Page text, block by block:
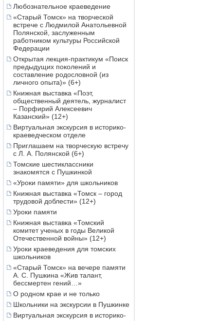
Любознательное краеведение
«Старый Томск» на творческой
встрече с Людмилой Анатольевной
Полянской, заслуженным
работником культуры Российской
Федерации
Открытая лекция-практикум «Поиск
предыдущих поколений и
составление родословной (из
личного опыта)» (6+)
Книжная выставка «Поэт,
общественный деятель, журналист
– Порфирий Алексеевич
Казанский» (12+)
Виртуальная экскурсия в историко-
краеведческом отделе
Приглашаем на творческую встречу
с Л. А. Полянской (6+)
Томские шестиклассники
знакомятся с Пушкинкой
«Уроки памяти» для школьников
Книжная выставка «Томск – город
трудовой доблести» (12+)
Уроки памяти
Книжная выставка «Томский
комитет ученых в годы Великой
Отечественной войны» (12+)
Уроки краеведения для томских
школьников
«Старый Томск» на вечере памяти
А. С. Пушкина «Жив талант,
бессмертен гений…»
О родном крае и не только
Школьники на экскурсии в Пушкинке
Виртуальная экскурсия в историко-